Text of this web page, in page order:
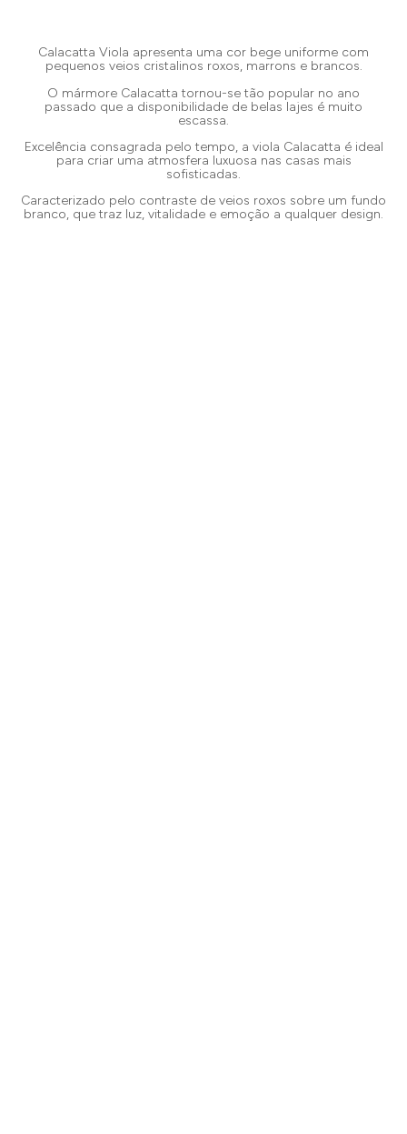
Calacatta Viola apresenta uma cor bege uniforme com
pequenos veios cristalinos roxos, marrons e brancos.
O mármore Calacatta tornou-se tão popular no ano
passado que a disponibilidade de belas lajes é muito
escassa.
Excelência consagrada pelo tempo, a viola Calacatta é ideal
para criar uma atmosfera luxuosa nas casas mais
sofisticadas.
Caracterizado pelo contraste de veios roxos sobre um fundo
branco, que traz luz, vitalidade e emoção a qualquer design.